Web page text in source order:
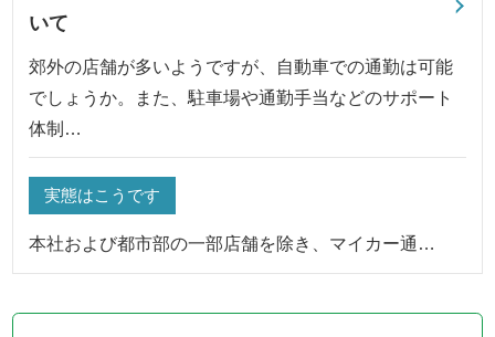
いて
郊外の店舗が多いようですが、自動車での通勤は可能
でしょうか。また、駐車場や通勤手当などのサポート
体制…
実態はこうです
本社および都市部の一部店舗を除き、マイカー通…